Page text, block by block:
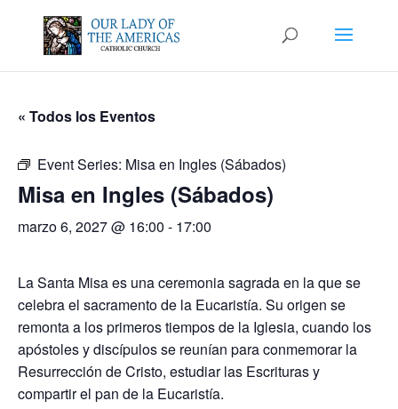
« Todos los Eventos
Event Series: Misa en Ingles (Sábados)
Misa en Ingles (Sábados)
marzo 6, 2027 @ 16:00 - 17:00
La Santa Misa es una ceremonia sagrada en la que se
celebra el sacramento de la Eucaristía. Su origen se
remonta a los primeros tiempos de la Iglesia, cuando los
apóstoles y discípulos se reunían para conmemorar la
Resurrección de Cristo, estudiar las Escrituras y
compartir el pan de la Eucaristía.